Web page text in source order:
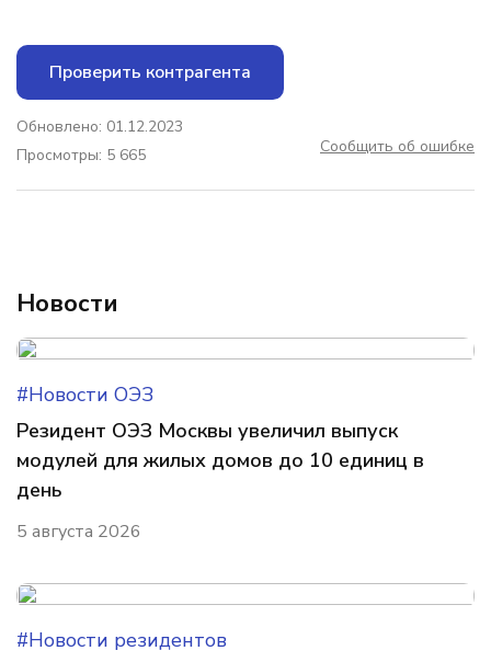
Проверить контрагента
Обновлено: 01.12.2023
Просмотры: 5 665
Сообщить об ошибке
Новости
#Новости ОЭЗ
Резидент ОЭЗ Москвы увеличил выпуск
модулей для жилых домов до 10 единиц в
день
5 августа 2026
#Новости резидентов